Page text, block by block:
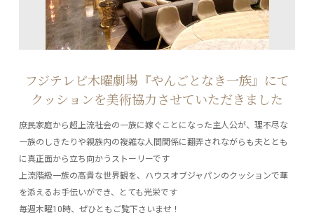
フジテレビ木曜劇場『やんごとなき一族』にて
クッションを美術協力させていただきました
庶民家庭から超上流社会の一族に嫁ぐことになった主人公が、理不尽な
一族のしきたりや親族内の複雑な人間関係に翻弄されながらも夫ととも
に真正面から立ち向かうストーリーです
上流階級一族の高貴な世界観を、ハウスオブジャパンのクッションで華
を添えるお手伝いができ、とても光栄です
毎週木曜10時、ぜひともご覧下さいませ！